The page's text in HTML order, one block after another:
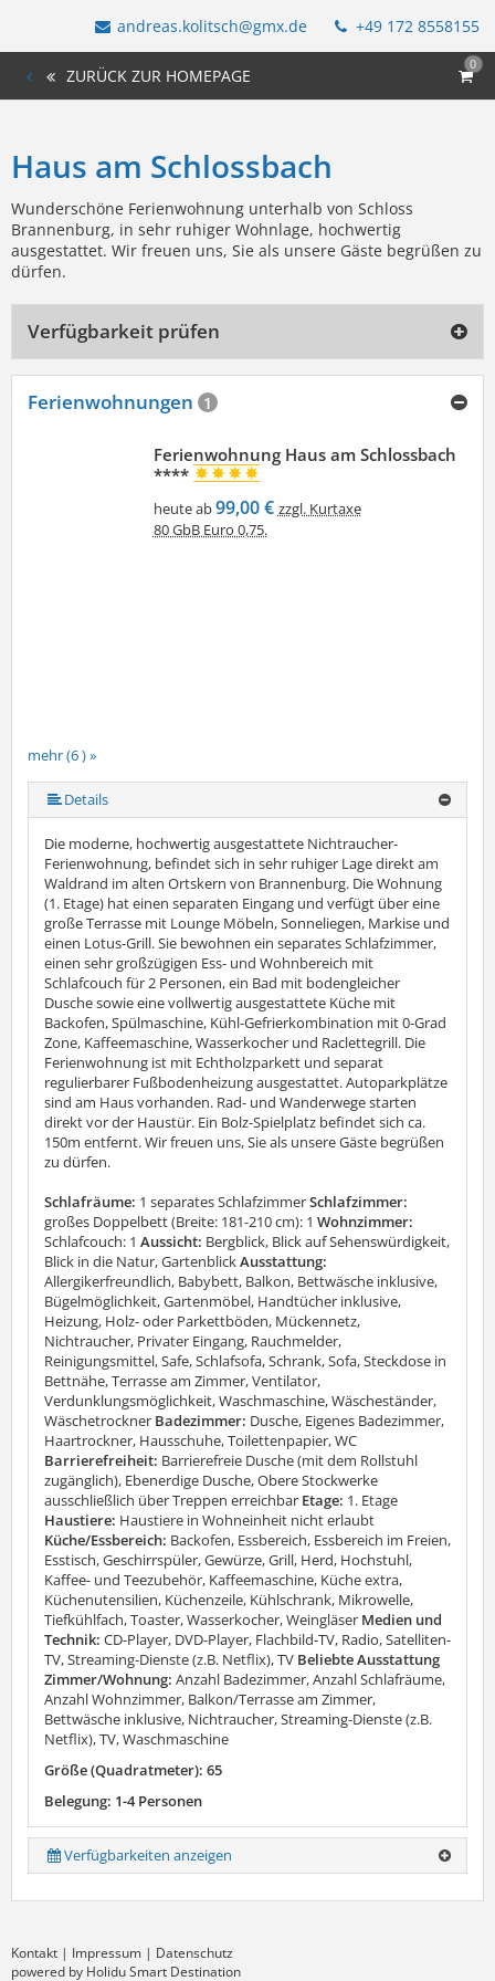
andreas.kolitsch@gmx.de +49 172 8558155
0
ZURÜCK ZUR HOMEPAGE
Haus am Schlossbach
Wunderschöne Ferienwohnung unterhalb von Schloss
Brannenburg, in sehr ruhiger Wohnlage, hochwertig
ausgestattet. Wir freuen uns, Sie als unsere Gäste begrüßen zu
dürfen.
Verfügbarkeit prüfen
Ferienwohnungen 1
mehr (6 ) »
mehr (6 ) »
mehr (6 ) »
Ferienwohnung Haus am Schlossbach
****
heute ab99,00 € zzgl. Kurtaxe
80 GbB Euro 0,75.
Details
Die moderne, hochwertig ausgestattete Nichtraucher-
Ferienwohnung, befindet sich in sehr ruhiger Lage direkt am
Waldrand im alten Ortskern von Brannenburg. Die Wohnung
(1. Etage) hat einen separaten Eingang und verfügt über eine
große Terrasse mit Lounge Möbeln, Sonneliegen, Markise und
einen Lotus-Grill. Sie bewohnen ein separates Schlafzimmer,
einen sehr großzügigen Ess- und Wohnbereich mit
Schlafcouch für 2 Personen, ein Bad mit bodengleicher
Dusche sowie eine vollwertig ausgestattete Küche mit
Backofen, Spülmaschine, Kühl-Gefrierkombination mit 0-Grad
Zone, Kaffeemaschine, Wasserkocher und Raclettegrill. Die
Ferienwohnung ist mit Echtholzparkett und separat
regulierbarer Fußbodenheizung ausgestattet. Autoparkplätze
sind am Haus vorhanden. Rad- und Wanderwege starten
direkt vor der Haustür. Ein Bolz-Spielplatz befindet sich ca.
150m entfernt. Wir freuen uns, Sie als unsere Gäste begrüßen
zu dürfen.
Schlafräume: 1 separates SchlafzimmerSchlafzimmer:
großes Doppelbett (Breite: 181-210 cm): 1 Wohnzimmer:
Schlafcouch: 1 Aussicht: Bergblick, Blick auf Sehenswürdigkeit,
Blick in die Natur, GartenblickAusstattung:
Allergikerfreundlich, Babybett, Balkon, Bettwäsche inklusive,
Bügelmöglichkeit, Gartenmöbel, Handtücher inklusive,
Heizung, Holz- oder Parkettböden, Mückennetz,
Nichtraucher, Privater Eingang, Rauchmelder,
Reinigungsmittel, Safe, Schlafsofa, Schrank, Sofa, Steckdose in
Bettnähe, Terrasse am Zimmer, Ventilator,
Verdunklungsmöglichkeit, Waschmaschine, Wäscheständer,
Wäschetrockner Badezimmer: Dusche, Eigenes Badezimmer,
Haartrockner, Hausschuhe, Toilettenpapier, WC
Barrierefreiheit: Barrierefreie Dusche (mit dem Rollstuhl
zugänglich), Ebenerdige Dusche, Obere Stockwerke
ausschließlich über Treppen erreichbar Etage: 1. Etage
Haustiere: Haustiere in Wohneinheit nicht erlaubt
Küche/Essbereich: Backofen, Essbereich, Essbereich im Freien,
Esstisch, Geschirrspüler, Gewürze, Grill, Herd, Hochstuhl,
Kaffee- und Teezubehör, Kaffeemaschine, Küche extra,
Küchenutensilien, Küchenzeile, Kühlschrank, Mikrowelle,
Tiefkühlfach, Toaster, Wasserkocher, Weingläser Medien und
Technik: CD-Player, DVD-Player, Flachbild-TV, Radio, Satelliten-
TV, Streaming-Dienste (z.B. Netflix), TV Beliebte Ausstattung
Zimmer/Wohnung: Anzahl Badezimmer, Anzahl Schlafräume,
Anzahl Wohnzimmer, Balkon/Terrasse am Zimmer,
Bettwäsche inklusive, Nichtraucher, Streaming-Dienste (z.B.
Netflix), TV, Waschmaschine
Größe (Quadratmeter): 65
Belegung: 1-4 Personen
Verfügbarkeiten anzeigen
Kontakt | Impressum | Datenschutz
powered by Holidu Smart Destination